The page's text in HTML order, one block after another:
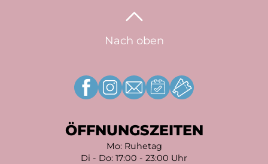
Nach oben
ÖFFNUNGSZEITEN
Mo: Ruhetag
Di - Do: 17:00 - 23:00 Uhr